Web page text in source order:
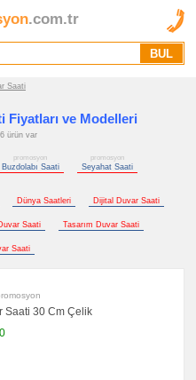
.com.tr
Saati
Fiyatları ve Modelleri
ürün var
promosyon
Buzdolabı Saati
promosyon
Seyahat Saati
Dünya Saatleri Dijital Duvar Saati
Saati Tasarım Duvar Saati
Saati
Saati 30 Cm Çelik